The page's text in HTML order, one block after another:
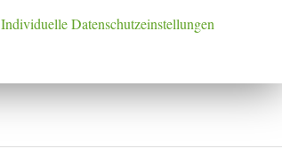
Individuelle Datenschutzeinstellungen